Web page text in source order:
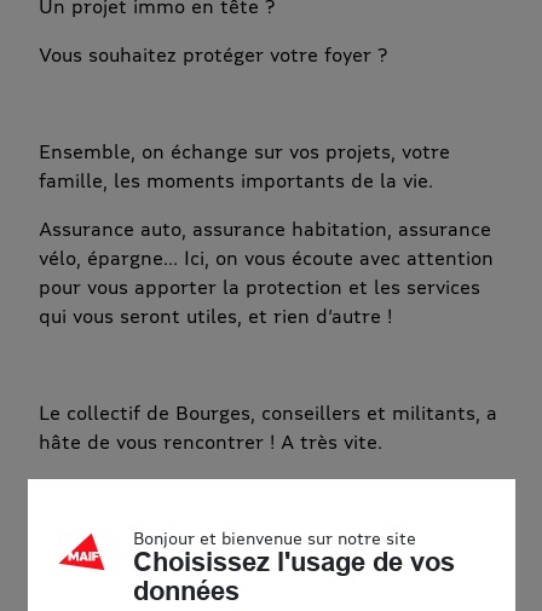
Un projet immo en tête ?
Vous souhaitez protéger votre foyer ?
Ensemble, on échange sur vos projets, votre
famille, les moments importants de la vie.
Assurance auto, assurance habitation, assurance
vélo, épargne... Ici, on vous écoute avec attention
pour vous apporter la protection et les services
qui vous seront utiles, et rien d’autre !
Le collectif de Bourges, conseillers et militants, a
hâte de vous rencontrer ! A très vite.
Bonjour et bienvenue sur notre site
Choisissez l'usage de vos
données